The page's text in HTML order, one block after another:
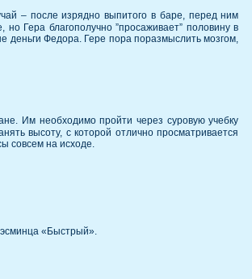
– после изрядно выпитого в баре, перед ним
но Гера благополучно ”просаживает” половину в
деньги Федора. Гере пора поразмыслить мозгом,
Им необходимо пройти через суровую учебку
высоту, с которой отлично просматривается
совсем на исходе.
«Быстрый».